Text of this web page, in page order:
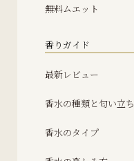
無料ムエット
香りガイド
最新レビュー
香水の種類と匂い立ち
香水のタイプ